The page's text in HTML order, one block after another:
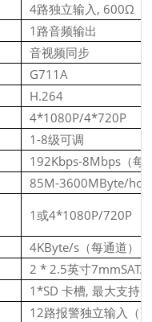
4路独立输入, 600Ω
1路音频输出
音视频同步
G711A
H.264
4*1080P/4*720P
1-8级可调
192Kbps-8Mbps（每
85M-3600MByte/
1或4*1080P/720P
4KByte/s（每通道）
2 * 2.5英寸7mmSATA
1*SD 卡槽, 最大支持
12路报警独立输入（